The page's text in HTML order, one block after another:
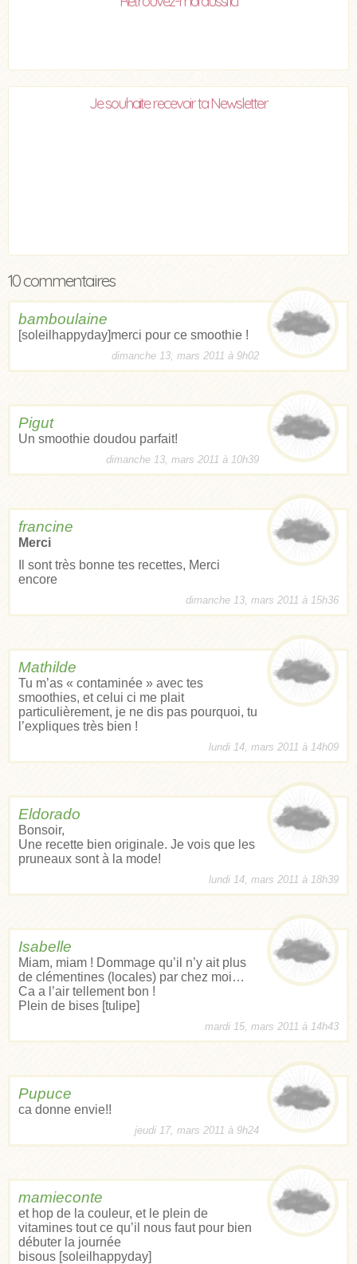
Je souhaite recevoir ta Newsletter
10 commentaires
bamboulaine
[soleilhappyday]merci pour ce smoothie !
dimanche 13, mars 2011 à 9h02
Pigut
Un smoothie doudou parfait!
dimanche 13, mars 2011 à 10h39
francine
Merci
Il sont très bonne tes recettes, Merci
encore
dimanche 13, mars 2011 à 15h36
Mathilde
Tu m’as « contaminée » avec tes
smoothies, et celui ci me plait
particulièrement, je ne dis pas pourquoi, tu
l’expliques très bien !
lundi 14, mars 2011 à 14h09
Eldorado
Bonsoir,
Une recette bien originale. Je vois que les
pruneaux sont à la mode!
lundi 14, mars 2011 à 18h39
Isabelle
Miam, miam ! Dommage qu’il n’y ait plus
de clémentines (locales) par chez moi…
Ca a l’air tellement bon !
Plein de bises [tulipe]
mardi 15, mars 2011 à 14h43
Pupuce
ca donne envie!!
jeudi 17, mars 2011 à 9h24
mamieconte
et hop de la couleur, et le plein de
vitamines tout ce qu’il nous faut pour bien
débuter la journée
bisous [soleilhappyday]